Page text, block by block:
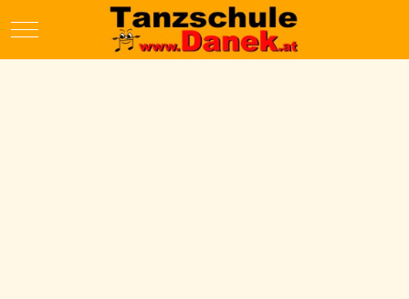
Mobile Menu Toggle